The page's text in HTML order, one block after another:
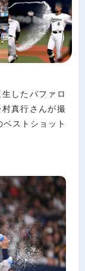
したバファロ
真行さんが撮
ストショット